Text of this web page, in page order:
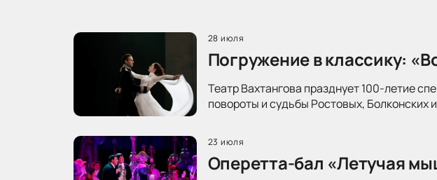
28 июля
Погружение в классику:
Театр Вахтангова празднует 100-летие
повороты и судьбы Ростовых, Болконских
23 июля
Оперетта-бал «Летучая